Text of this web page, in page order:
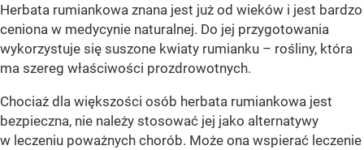
Herbata rumiankowa znana jest już od wieków i jest bardzo
ceniona w medycynie naturalnej. Do jej przygotowania
wykorzystuje się suszone kwiaty rumianku – rośliny, która
ma szereg właściwości prozdrowotnych.
Chociaż dla większości osób herbata rumiankowa jest
bezpieczna, nie należy stosować jej jako alternatywy
w leczeniu poważnych chorób. Może ona wspierać leczenie